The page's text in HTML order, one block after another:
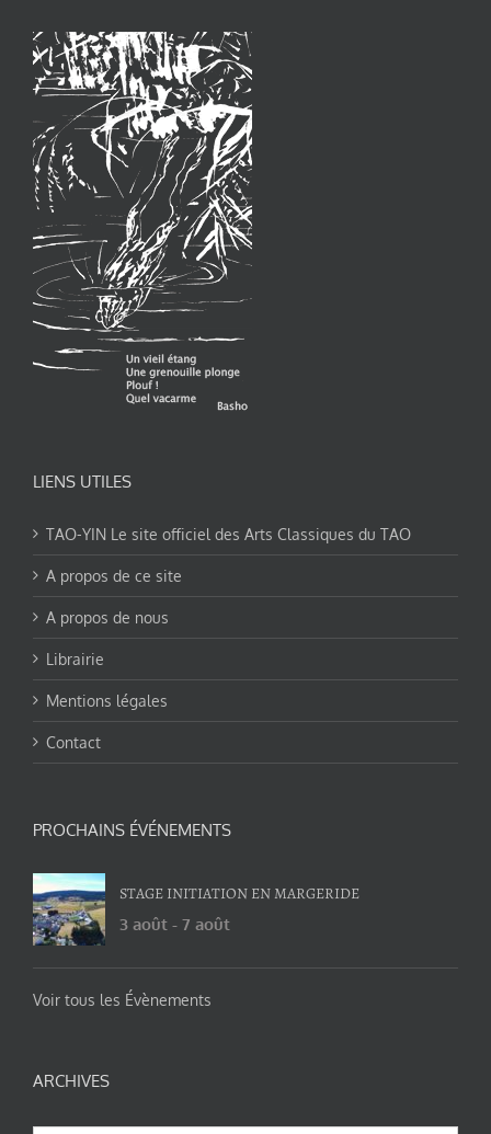
LIENS UTILES
TAO-YIN Le site officiel des Arts Classiques du TAO
A propos de ce site
A propos de nous
Librairie
Mentions légales
Contact
PROCHAINS ÉVÉNEMENTS
STAGE INITIATION EN MARGERIDE
3 août - 7 août
Voir tous les Évènements
ARCHIVES